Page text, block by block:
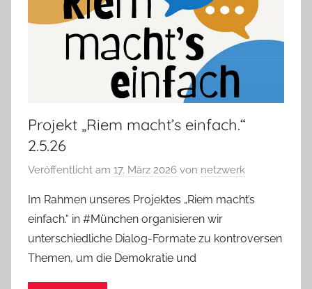
Projekt „Riem macht’s einfach.“
2.5.26
Veröffentlicht am 17. März 2026 von netzwerk
Im Rahmen unseres Projektes „Riem macht’s
einfach.“ in #München organisieren wir
unterschiedliche Dialog-Formate zu kontroversen
Themen, um die Demokratie und